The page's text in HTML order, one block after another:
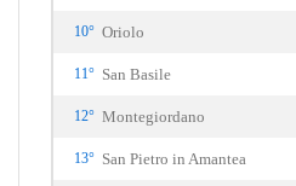
10° Oriolo
11° San Basile
12° Montegiordano
13° San Pietro in Amantea